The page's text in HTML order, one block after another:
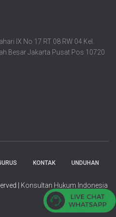
IX No 17 RT 08 RW 04 Kel.
Besar Jakarta Pusat Pos 10720
KONTAK UNDUHAN
| Konsultan Hukum Indonesia